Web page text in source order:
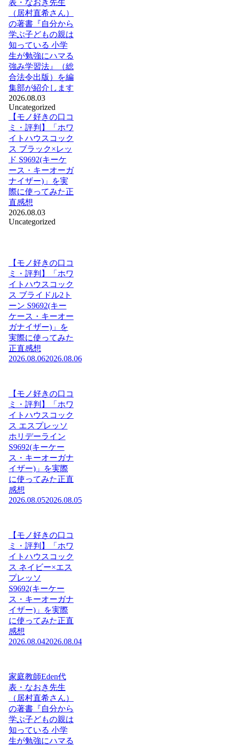
表・なおき先生
（居村直希さん）
の著書『自分から
学ぶ子どもの親は
知っている 小学
生が勉強にハマる
強み学習法』（総
合法令出版）を編
集部が紹介します
2026.08.03
Uncategorized
【モノ好きの口コ
ミ・評判】「ホワ
イトハウスコック
ス ブラック×レッ
ド S9692(キーケ
ース・キーオーガ
ナイザー)」を実
際に使ってみた正
直感想
2026.08.03
Uncategorized
【モノ好きの口コ
ミ・評判】「ホワ
イトハウスコック
ス ブライドル2ト
ーン S9692(キー
ケース・キーオー
ガナイザー)」を
実際に使ってみた
正直感想
2026.08.062026.08.06
【モノ好きの口コ
ミ・評判】「ホワ
イトハウスコック
ス エスプレッソ
ホリデーライン
S9692(キーケー
ス・キーオーガナ
イザー)」を実際
に使ってみた正直
感想
2026.08.052026.08.05
【モノ好きの口コ
ミ・評判】「ホワ
イトハウスコック
ス ネイビー×エス
プレッソ
S9692(キーケー
ス・キーオーガナ
イザー)」を実際
に使ってみた正直
感想
2026.08.042026.08.04
家庭教師Eden代
表・なおき先生
（居村直希さん）
の著書『自分から
学ぶ子どもの親は
知っている 小学
生が勉強にハマる